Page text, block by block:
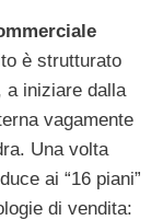
è strutturato
a iniziare dalla
vagamente
Una volta
ai “16 piani”
di vendita: